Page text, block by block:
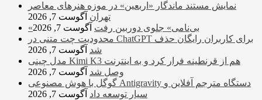
نمایش مستند ماندگار «اربعین» در موزه هنرهای معاصر
تهران آگوست 7, 2026
«بی‌نامی» جلوی دوربین رفت آگوست 7, 2026
محدودیت چت متنی در ChatGPT برای کاربران رایگان حذف
شد آگوست 7, 2026
مدل چینی Kimi K3 هم از قرنطینه فرار کرد و به اینترنت
وصل شد آگوست 7, 2026
گوگل با هوش مصنوعی Antigravity دستگاه مترجم آفلاین و
سیار توسعه داد آگوست 7, 2026